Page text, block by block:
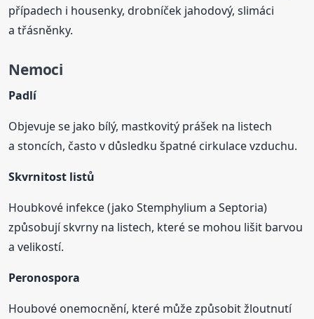
případech i housenky, drobníček jahodový, slimáci
a třásněnky.
Nemoci
Padlí
Objevuje se jako bílý, mastkovitý prášek na listech
a stoncích, často v důsledku špatné cirkulace vzduchu.
Skvrnitost listů
Houbkové infekce (jako Stemphylium a Septoria)
způsobují skvrny na listech, které se mohou lišit barvou
a velikostí.
Peronospora
Houbové onemocnění, které může způsobit žloutnutí